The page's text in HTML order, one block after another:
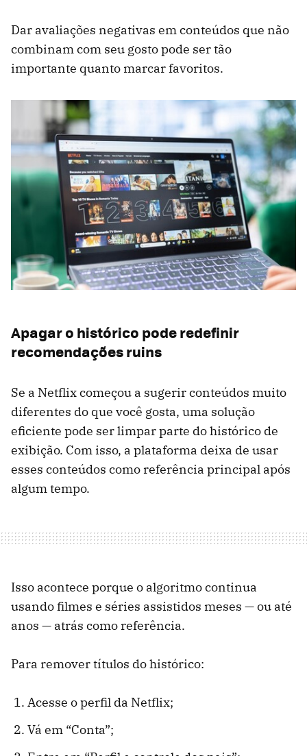
Dar avaliações negativas em conteúdos que não
combinam com seu gosto pode ser tão
importante quanto marcar favoritos.
Apagar o histórico pode redefinir
recomendações ruins
Se a Netflix começou a sugerir conteúdos muito
diferentes do que você gosta, uma solução
eficiente pode ser limpar parte do histórico de
exibição. Com isso, a plataforma deixa de usar
esses conteúdos como referência principal após
algum tempo.
Isso acontece porque o algoritmo continua
usando filmes e séries assistidos meses — ou até
anos — atrás como referência.
Para remover títulos do histórico:
Acesse o perfil da Netflix;
Vá em “Conta”;